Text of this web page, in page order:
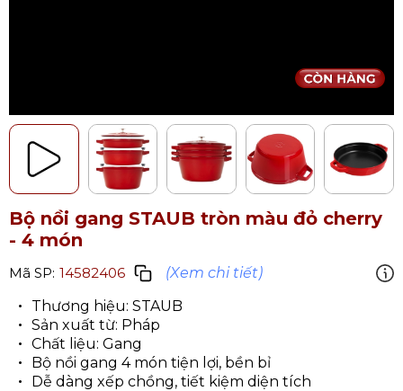
Bộ nồi gang STAUB tròn màu đỏ cherry
- 4 món
Mã SP: 14582406
(Xem chi tiết)
Thương hiệu: STAUB
Sản xuất từ: Pháp
Chất liệu: Gang
Bộ nồi gang 4 món tiện lợi, bền bỉ
Dễ dàng xếp chồng, tiết kiệm diện tích